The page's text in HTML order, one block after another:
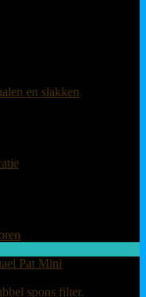
en slakken
Pat Mini
spons filter.